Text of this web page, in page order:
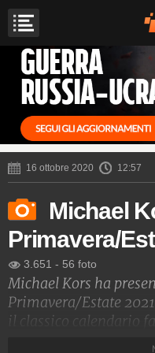
16 ottobre 2020 12:57
Michael
Primavera/
3.651 - 56 foto
Michael Kors ha
Primavera/Estate
il classico calendario